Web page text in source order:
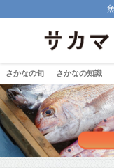
さかなの旬 さかなの知識